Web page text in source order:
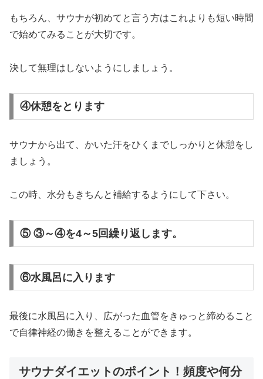
もちろん、サウナが初めてと言う方はこれよりも短い時間
で始めてみることが大切です。
決して無理はしないようにしましょう。
④休憩をとります
サウナから出て、かいた汗をひくまでしっかりと休憩をし
ましょう。
この時、水分もきちんと補給するようにして下さい。
⑤ ③～④を4～5回繰り返します。
⑥水風呂に入ります
最後に水風呂に入り、広がった血管をきゅっと締めること
で自律神経の働きを整えることができます。
サウナダイエットのポイント！頻度や何分